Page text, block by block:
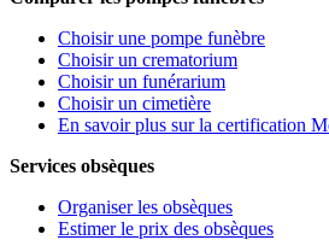
Choisir une pompe funèbre
Choisir un crematorium
Choisir un funérarium
Choisir un cimetière
En savoir plus sur la certification
Services obsèques
Organiser les obsèques
Estimer le prix des obsèques